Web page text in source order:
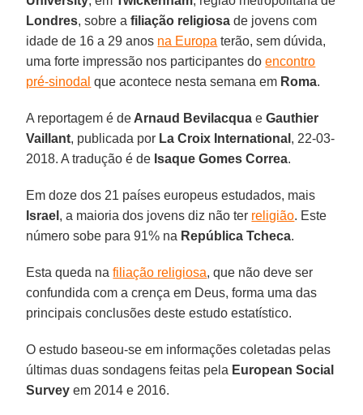
Londres, sobre afiliação religiosa de jovens com
idade de 16 a 29 anos na Europa terão, sem dúvida,
uma forte impressão nos participantes doencontro
pré-sinodal que acontece nesta semana em Roma.
A reportagem é de Arnaud Bevilacqua eGauthier
Vaillant, publicada por La Croix International , 22-03-
2018. A tradução é de Isaque Gomes Correa.
Em doze dos 21 países europeus estudados, mais
Israel , a maioria dos jovens diz não ter religião. Este
número sobe para 91% na República Tcheca.
Esta queda nafiliação religiosa, que não deve ser
confundida com a crença em Deus, forma uma das
principais conclusões deste estudo estatístico.
O estudo baseou-se em informações coletadas pelas
últimas duas sondagens feitas pela European Social
Survey em 2014 e 2016.